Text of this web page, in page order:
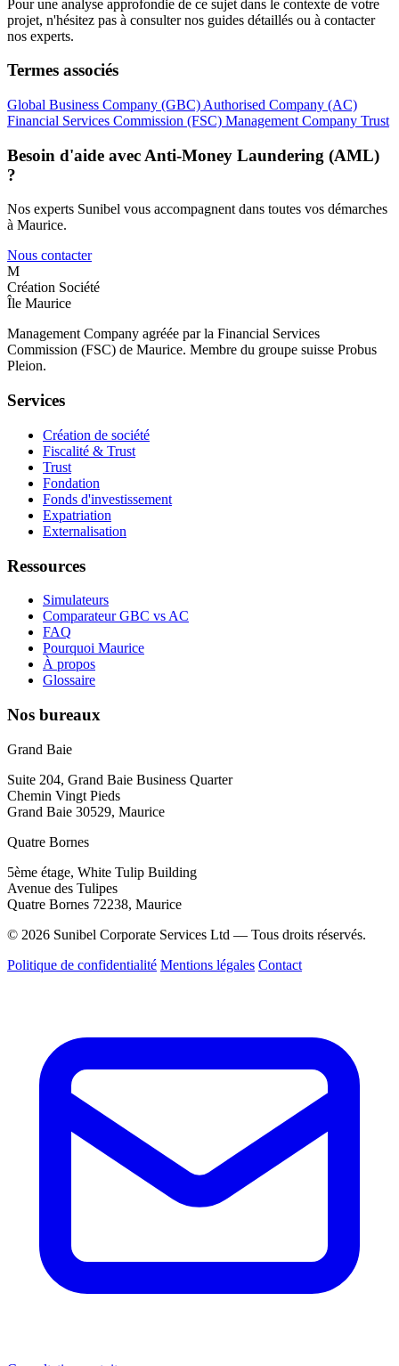
Pour une analyse approfondie de ce sujet dans le contexte de votre
projet, n'hésitez pas à consulter nos guides détaillés ou à contacter
nos experts.
Termes associés
Global Business Company (GBC) Authorised Company (AC)
Financial Services Commission (FSC) Management Company Trust
Besoin d'aide avec Anti-Money Laundering (AML)
?
Nos experts Sunibel vous accompagnent dans toutes vos démarches
à Maurice.
Nous contacter
M
Création Société
Île Maurice
Management Company agréée par la Financial Services
Commission (FSC) de Maurice. Membre du groupe suisse Probus
Pleion.
Services
Création de société
Fiscalité & Trust
Trust
Fondation
Fonds d'investissement
Expatriation
Externalisation
Ressources
Simulateurs
Comparateur GBC vs AC
FAQ
Pourquoi Maurice
À propos
Glossaire
Nos bureaux
Grand Baie
Suite 204, Grand Baie Business Quarter
Chemin Vingt Pieds
Grand Baie 30529, Maurice
Quatre Bornes
5ème étage, White Tulip Building
Avenue des Tulipes
Quatre Bornes 72238, Maurice
© 2026 Sunibel Corporate Services Ltd — Tous droits réservés.
Politique de confidentialité Mentions légales Contact